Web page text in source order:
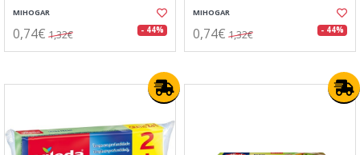
MIHOGAR
0,74€ 1,32€ - 44%
MIHOGAR
0,74€ 1,32€ - 44%